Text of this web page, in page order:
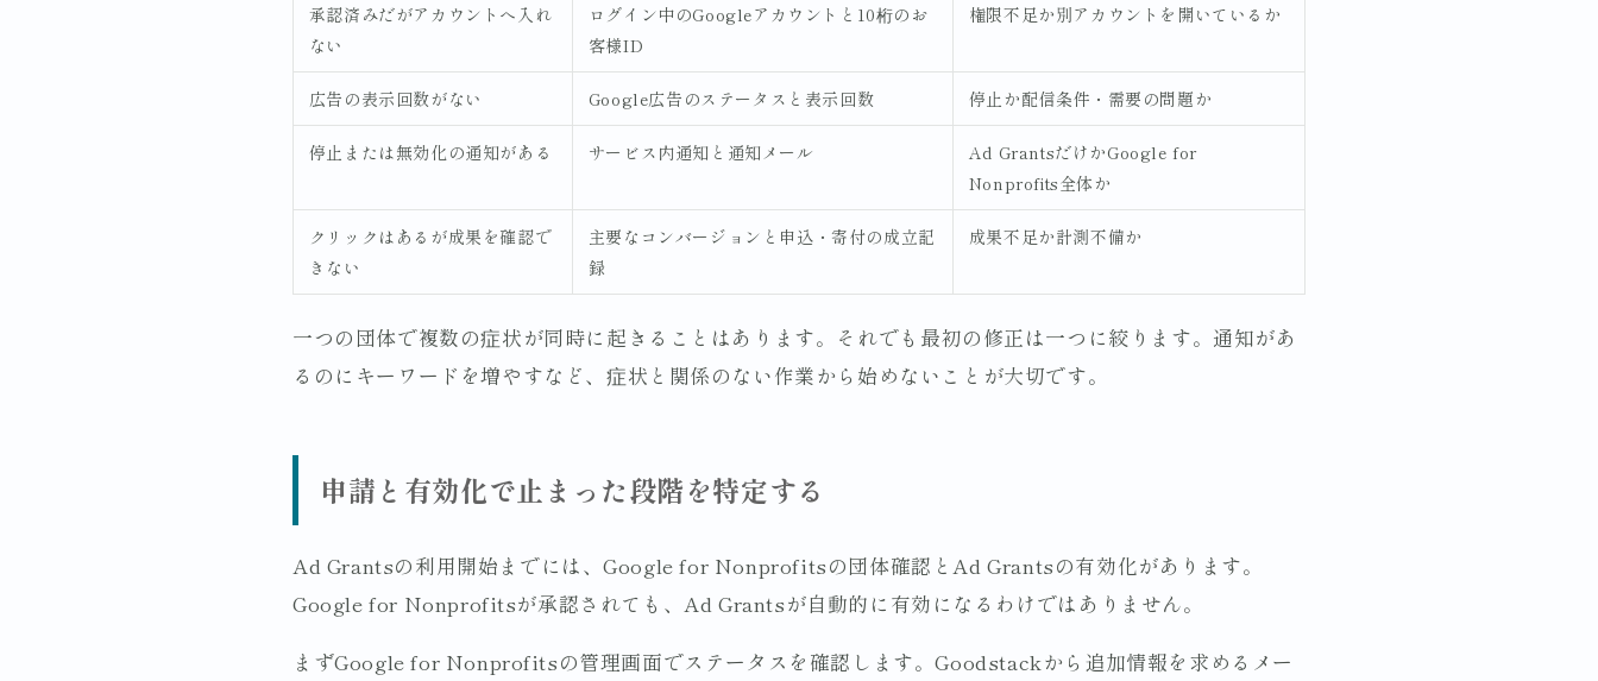
承認済みだがアカウントへ入れ
ない
ログイン中のGoogleアカウントと10桁のお
客様ID
権限不足か別アカウントを開いているか
広告の表示回数がない Google広告のステータスと表示回数 停止か配信条件・需要の問題か
停止または無効化の通知がある サービス内通知と通知メール
Ad GrantsだけかGoogle for
Nonprofits全体か
クリックはあるが成果を確認で
きない
主要なコンバージョンと申込・寄付の成立記
録
成果不足か計測不備か
一つの団体で複数の症状が同時に起きることはあります。それでも最初の修正は一つに絞ります。通知があ
るのにキーワードを増やすなど、症状と関係のない作業から始めないことが大切です。
申請と有効化で止まった段階を特定する
Ad Grantsの利用開始までには、Google for Nonprofitsの団体確認とAd Grantsの有効化があります。
Google for Nonprofitsが承認されても、Ad Grantsが自動的に有効になるわけではありません。
まずGoogle for Nonprofitsの管理画面でステータスを確認します。Goodstackから追加情報を求めるメー